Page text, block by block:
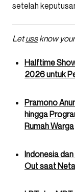
setelah
Letussknow
Halftime
2026 untuk
Pramono
hingga
Rumah Warga
Indonesia
Out saat